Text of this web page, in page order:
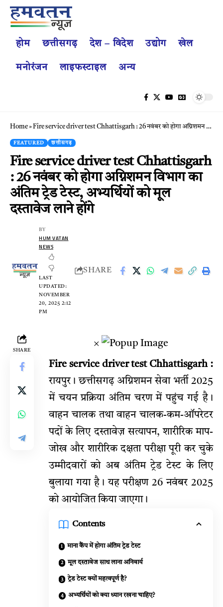
होम छत्तीसगढ़ देश – विदेश उद्योग खेल
मनोरंजन लाइफस्टाइल अन्य
Home» Fire service driver test Chhattisgarh : 26 नवंबर को होगा अग्निशमन विभाग का अंतिम ट्रेड टेस्ट, अभ्यर्थियों को मूल दस्तावेज लाने होंगे
FEATURED छत्तीसगढ़
Fire service driver test Chhattisgarh
: 26 नवंबर को होगा अग्निशमन विभाग का
अंतिम ट्रेड टेस्ट, अभ्यर्थियों को मूल
दस्तावेज लाने होंगे
LAST
UPDATED:
NOVEMBER
20, 2025 2:12
PM
BY
HUM VATAN
NEWS
SHARE
SHARE
×
Fire service driver test Chhattisgarh :
रायपुर। छत्तीसगढ़ अग्निशमन सेवा भर्ती 2025
में चयन प्रक्रिया अंतिम चरण में पहुंच गई है।
वाहन चालक तथा वाहन चालक-कम-ऑपरेटर
पदों के लिए दस्तावेज़ सत्यापन, शारीरिक माप-
जोख और शारीरिक दक्षता परीक्षा पूरी कर चुके
उम्मीदवारों को अब अंतिम ट्रेड टेस्ट के लिए
बुलाया गया है। यह परीक्षण 26 नवंबर 2025
को आयोजित किया जाएगा।
Contents
माना कैंप में होगा अंतिम ट्रेड टेस्ट
मूल दस्तावेज साथ लाना अनिवार्य
ट्रेड टेस्ट क्यों महत्वपूर्ण है?
अभ्यर्थियों को क्या ध्यान रखना चाहिए?